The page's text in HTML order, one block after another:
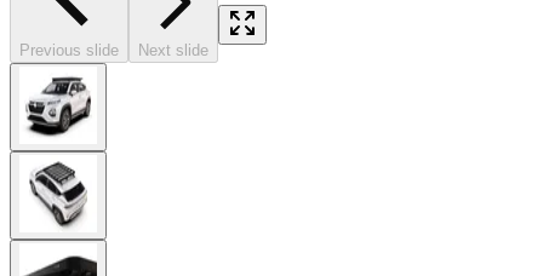
Previous slide Next slide